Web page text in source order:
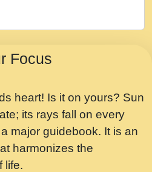
Shyam Ho.mp3
न आय, रठ हर क मनन न आय
ji maharaj.mp3
- गीता प्रेरणा -Swami
कगन Special Shyam
Focus
heart! Is it on yours? Sun
its rays fall on every
major guidebook. It is an
harmonizes the
life.